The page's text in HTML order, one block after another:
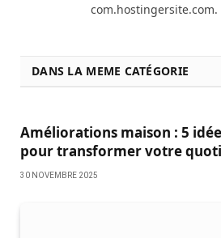
com.hostingersite.com.
DANS LA MEME CATÉGORIE
Améliorations maison : 5
pour transformer votre
30 NOVEMBRE 2025